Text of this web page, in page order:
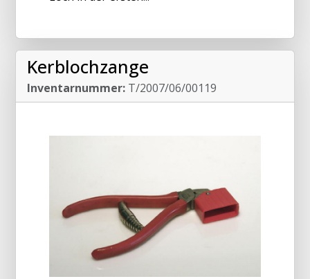
Kerblochzange
Inventarnummer: T/2007/06/00119